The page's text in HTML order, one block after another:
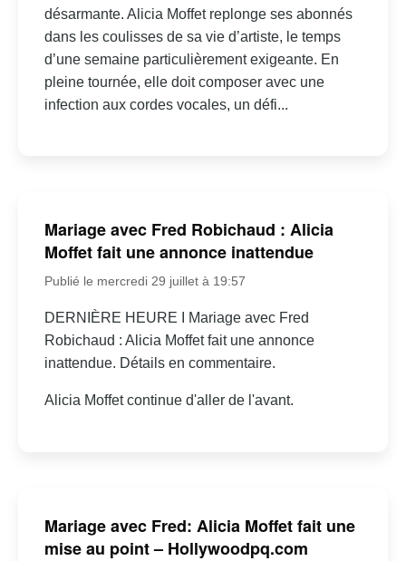
désarmante. Alicia Moffet replonge ses abonnés
dans les coulisses de sa vie d’artiste, le temps
d’une semaine particulièrement exigeante. En
pleine tournée, elle doit composer avec une
infection aux cordes vocales, un défi...
Mariage avec Fred Robichaud : Alicia
Moffet fait une annonce inattendue
Publié le mercredi 29 juillet à 19:57
DERNIÈRE HEURE I Mariage avec Fred
Robichaud : Alicia Moffet fait une annonce
inattendue. Détails en commentaire.
Alicia Moffet continue d'aller de l'avant.
Mariage avec Fred: Alicia Moffet fait une
mise au point – Hollywoodpq.com